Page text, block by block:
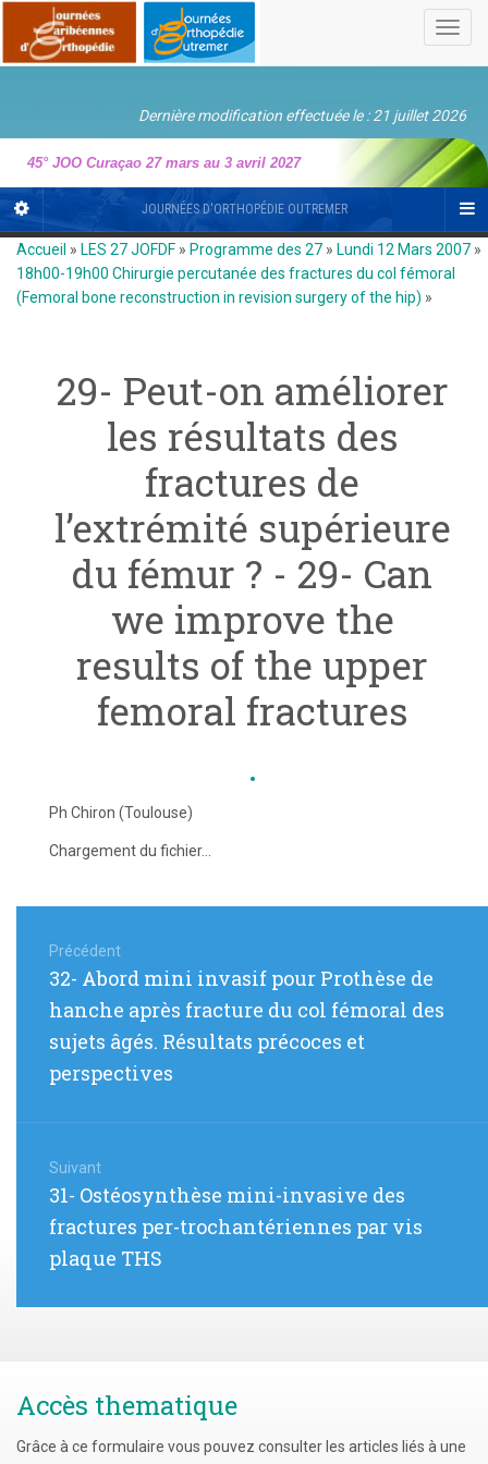
Dernière modification effectuée le : 21 juillet 2026
45° JOO Curaçao 27 mars au 3 avril 2027
JOURNÉES D'ORTHOPÉDIE OUTREMER
Accueil » LES 27 JOFDF » Programme des 27 » Lundi 12 Mars 2007 »
18h00-19h00 Chirurgie percutanée des fractures du col fémoral
(Femoral bone reconstruction in revision surgery of the hip) »
29- Peut-on améliorer
les résultats des
fractures de
l’extrémité supérieure
du fémur ? - 29- Can
we improve the
results of the upper
femoral fractures
Ph Chiron (Toulouse)
Chargement du fichier...
de
l’article
Précédent
Article
:
32- Abord mini invasif pour Prothèse de
hanche après fracture du col fémoral des
sujets âgés. Résultats précoces et
perspectives
Suivant
Article
:
31- Ostéosynthèse mini-invasive des
fractures per-trochantériennes par vis
plaque THS
Accès thematique
Grâce à ce formulaire vous pouvez consulter les articles liés à une